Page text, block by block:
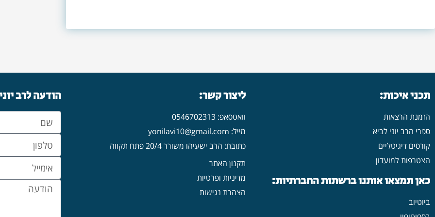
תכני איכות:
הזמנת הרצאות
ספרי הרב יוני לביא
קורסים דיגיטליים
הצטרפות למועדון
כאן תמצאו אותנו ברשתות החברתיות:
ביוטיוב
ליצור קשר:
וואטסאפ: 0546702313
מייל: yonilavi10@gmail.com
כתובת: הרב ישעיהו משורר 20/4 פתח תקווה
תקנון האתר
מדיניות ופרטיות
הצהרת נגישות
הודעה לרב